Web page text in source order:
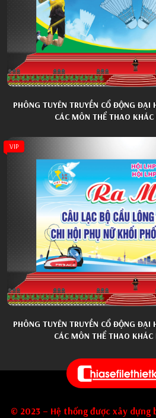
PHÔNG TUYÊN TRUYỀN CỔ ĐỘNG ĐẠI
CÁC MÔN THỂ THAO KHÁC
VIP
PHÔNG TUYÊN TRUYỀN CỔ ĐỘNG ĐẠI
CÁC MÔN THỂ THAO KHÁC
© 2023 – Hệ thống được xây dựng